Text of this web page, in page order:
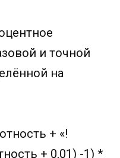
и точной
на
+ «!
+ 0,01) -1) *